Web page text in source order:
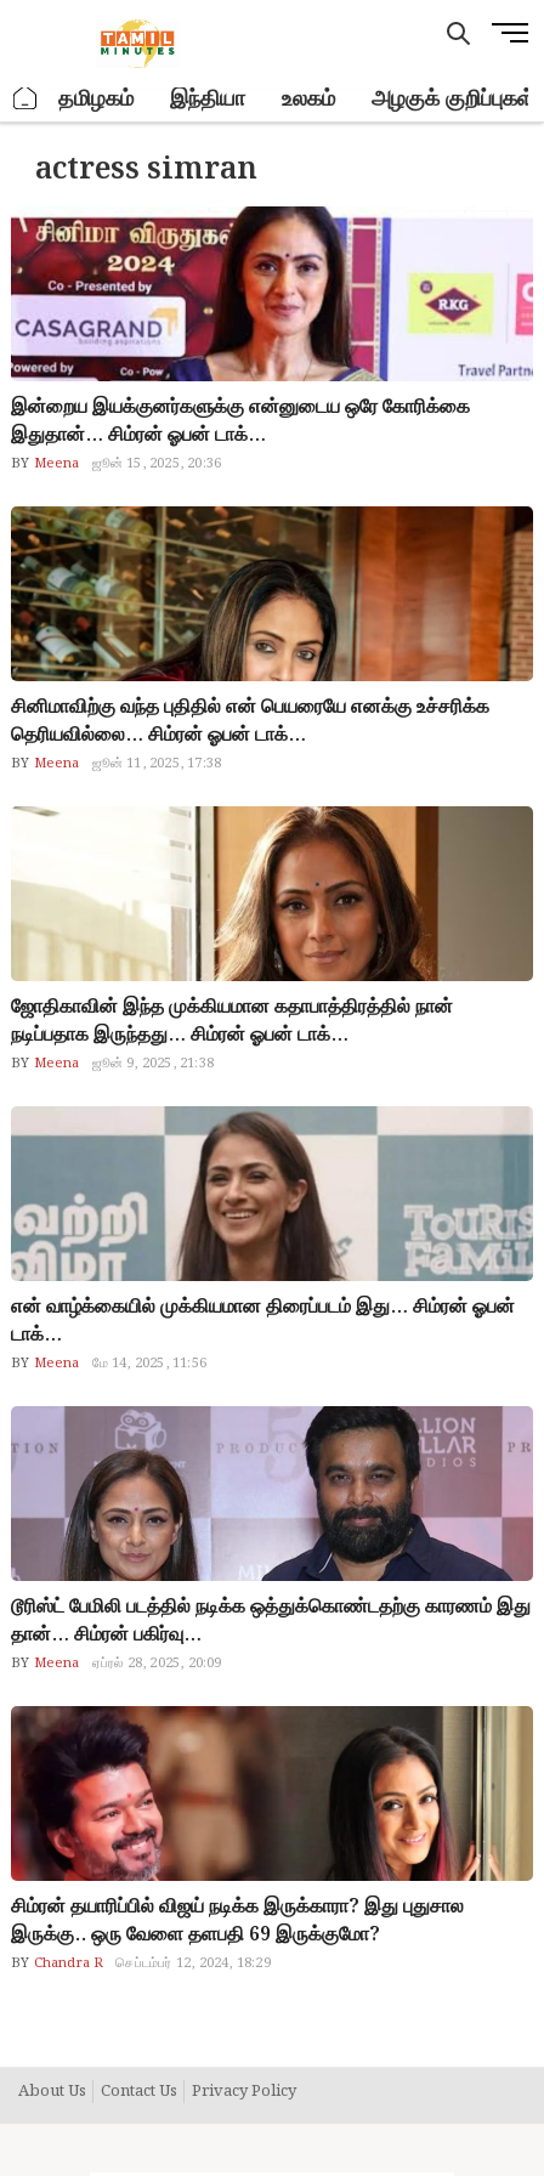
M
u
n
. தமிழகம் இந்தியா உலகம் அழகுக் குறிப்புகள்
actress simran
இன்றைய இயக்குனர்களுக்கு என்னுடைய ஒரே கோரிக்கை
இதுதான்… சிம்ரன் ஓபன் டாக்…
BY Meena ஜூன் 15, 2025, 20:36
சினிமாவிற்கு வந்த புதிதில் என் பெயரையே எனக்கு உச்சரிக்க
தெரியவில்லை… சிம்ரன் ஓபன் டாக்…
BY Meena ஜூன் 11, 2025, 17:38
ஜோதிகாவின் இந்த முக்கியமான கதாபாத்திரத்தில் நான்
நடிப்பதாக இருந்தது… சிம்ரன் ஓபன் டாக்…
BY Meena ஜூன் 9, 2025, 21:38
என் வாழ்க்கையில் முக்கியமான திரைப்படம் இது… சிம்ரன் ஓபன்
டாக்…
BY Meena மே 14, 2025, 11:56
டூரிஸ்ட் பேமிலி படத்தில் நடிக்க ஒத்துக்கொண்டதற்கு காரணம் இது
தான்… சிம்ரன் பகிர்வு…
BY Meena ஏப்ரல் 28, 2025, 20:09
சிம்ரன் தயாரிப்பில் விஜய் நடிக்க இருக்காரா? இது புதுசால
இருக்கு.. ஒரு வேளை தளபதி 69 இருக்குமோ?
BY Chandra R செப்டம்பர் 12, 2024, 18:29
About Us Contact Us Privacy Policy